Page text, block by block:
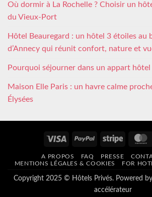
Où dormir à La Rochelle ? Choisir un
du Vieux-Port
Hôtel Beauregard : un hôtel 3 étoiles au
d’Annecy qui réunit confort, nature et
Pourquoi séjourner dans un appart hôtel
Maison Elle Paris : un havre calme
Élysées
Visa PayPal Stripe
A PROPOS FAQ PRESSE
MENTIONS LÉGALES & COOKIES
FOR
Copyright 2025 © Hôtels Privés. Powered by
accélérateur